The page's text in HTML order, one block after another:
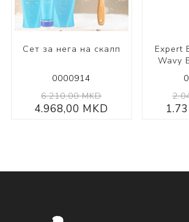
Сет за нега на скалп
0000914
6.210,00 MKD
4.968,00 MKD
Expert
Wavy